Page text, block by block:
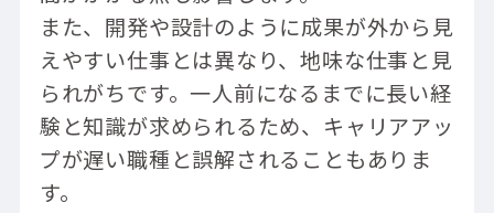
また、開発や設計のように成果が外から見
えやすい仕事とは異なり、地味な仕事と見
られがちです。一人前になるまでに長い経
験と知識が求められるため、キャリアアッ
プが遅い職種と誤解されることもありま
す。